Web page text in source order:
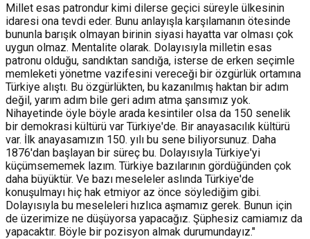
Millet esas patrondur kimi dilerse geçici süreyle ülkesinin
idaresi ona tevdi eder. Bunu anlayışla karşılamanın ötesinde
bununla barışık olmayan birinin siyasi hayatta var olması çok
uygun olmaz. Mentalite olarak. Dolayısıyla milletin esas
patronu olduğu, sandıktan sandığa, isterse de erken seçimle
memleketi yönetme vazifesini vereceği bir özgürlük ortamına
Türkiye alıştı. Bu özgürlükten, bu kazanılmış haktan bir adım
değil, yarım adım bile geri adım atma şansımız yok.
Nihayetinde öyle böyle arada kesintiler olsa da 150 senelik
bir demokrasi kültürü var Türkiye'de. Bir anayasacılık kültürü
var. İlk anayasamızın 150. yılı bu sene biliyorsunuz. Daha
1876'dan başlayan bir süreç bu. Dolayısıyla Türkiye'yi
küçümsememek lazım. Türkiye bazılarının gördüğünden çok
daha büyüktür. Ve bazı meseleler aslında Türkiye'de
konuşulmayı hiç hak etmiyor az önce söylediğim gibi.
Dolayısıyla bu meseleleri hızlıca aşmamız gerek. Bunun için
de üzerimize ne düşüyorsa yapacağız. Şüphesiz camiamız da
yapacaktır. Böyle bir pozisyon almak durumundayız."